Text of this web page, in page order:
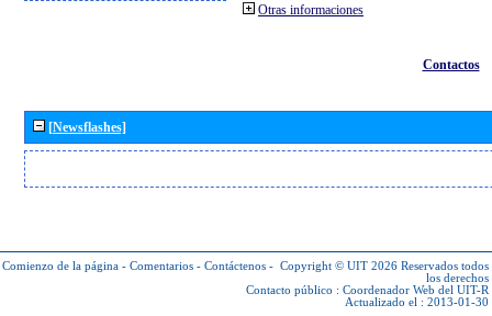
Otras informaciones
Contactos
[Newsflashes]
Comienzo de la página - Comentarios - Contáctenos - Copyright © UIT 2026 Reservados todos
los derechos
Contacto público : Coordenador Web del UIT-R
Actualizado el : 2013-01-30